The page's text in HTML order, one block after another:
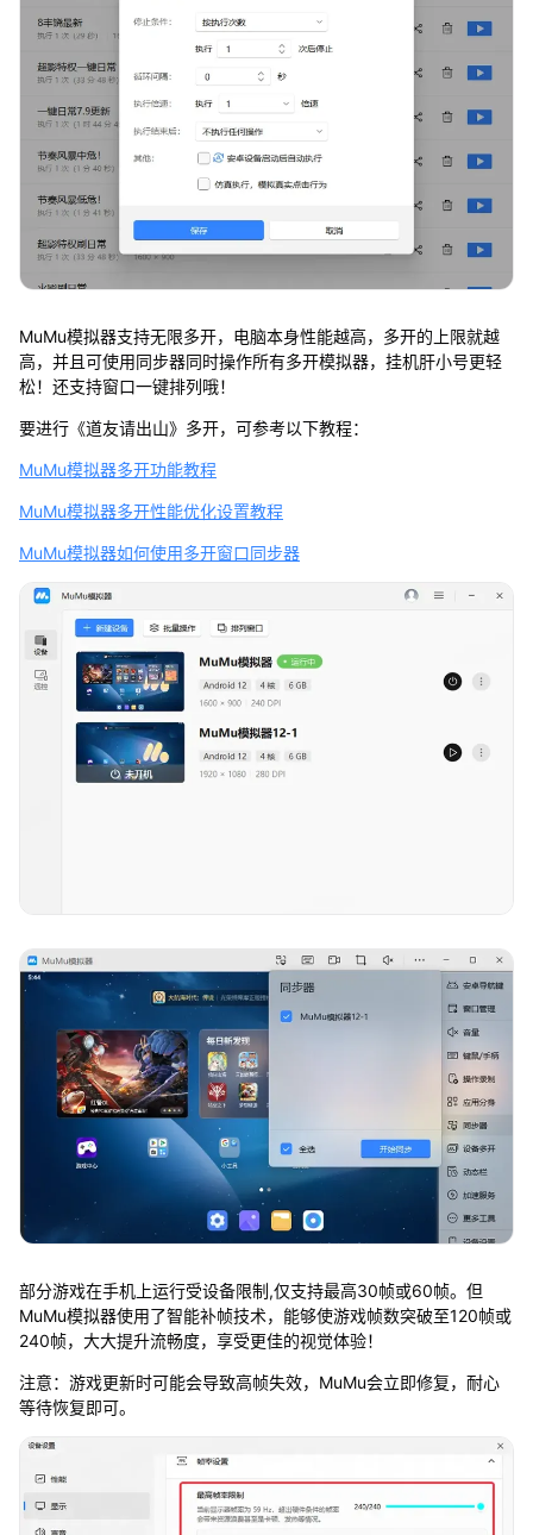
MuMu模拟器支持无限多开，电脑本身性能越高，多开的上限就越
高，并且可使用同步器同时操作所有多开模拟器，挂机肝小号更轻
松！还支持窗口一键排列哦！
要进行《道友请出山》多开，可参考以下教程：
MuMu模拟器多开功能教程
MuMu模拟器多开性能优化设置教程
MuMu模拟器如何使用多开窗口同步器
部分游戏在手机上运行受设备限制,仅支持最高30帧或60帧。但
MuMu模拟器使用了智能补帧技术，能够使游戏帧数突破至120帧或
240帧，大大提升流畅度，享受更佳的视觉体验！
注意：游戏更新时可能会导致高帧失效，MuMu会立即修复，耐心
等待恢复即可。